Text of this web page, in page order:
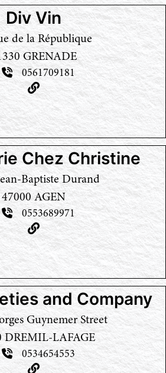
Div Vin
de la République
GRENADE
0561709181
Chez Christine
Baptiste Durand
47000 AGEN
0553689971
and Company
Guynemer Street
DREMIL-LAFAGE
0534654553